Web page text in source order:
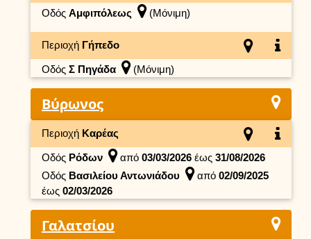
Οδός Αμφιπόλεως (Μόνιμη)
Περιοχή Γήπεδο
Οδός Σ Πηγάδα (Μόνιμη)
Βύρωνος
Περιοχή Καρέας
Οδός Ρόδων από 03/03/2026 έως 31/08/2026
Οδός Βασιλείου Αντωνιάδου από 02/09/2025
έως 02/03/2026
Γαλατσίου